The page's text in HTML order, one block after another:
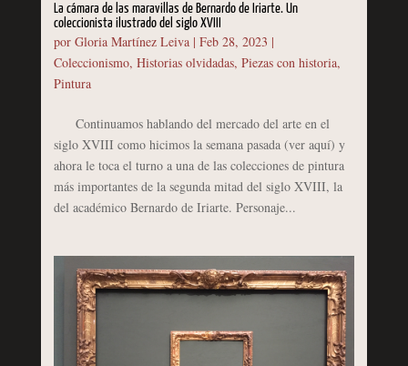
La cámara de las maravillas de Bernardo de Iriarte. Un
coleccionista ilustrado del siglo XVIII
por Gloria Martínez Leiva| Feb 28, 2023 |
Coleccionismo, Historias olvidadas, Piezas con historia,
Pintura
Continuamos hablando del mercado del arte en el
siglo XVIII como hicimos la semana pasada (ver aquí) y
ahora le toca el turno a una de las colecciones de pintura
más importantes de la segunda mitad del siglo XVIII, la
del académico Bernardo de Iriarte. Personaje...